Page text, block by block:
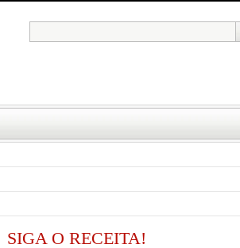
SIGA O RECEITA!